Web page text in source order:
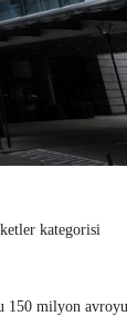
kategorisi
150 milyon